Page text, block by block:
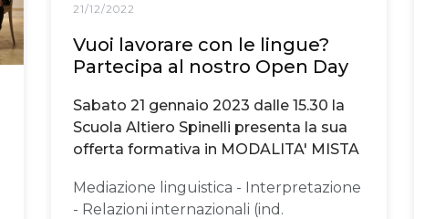
21/12/2022
Vuoi lavorare con le lingue?
Partecipa al nostro Open Day
Sabato 21 gennaio 2023 dalle 15.30 la
Scuola Altiero Spinelli presenta la sua
offerta formativa in MODALITA' MISTA
Mediazione linguistica - Interpretazione
- Relazioni internazionali (ind.